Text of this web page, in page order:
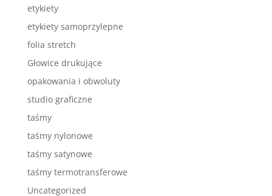
etykiety
etykiety samoprzylepne
folia stretch
Głowice drukujące
opakowania i obwoluty
studio graficzne
taśmy
taśmy nylonowe
taśmy satynowe
taśmy termotransferowe
Uncategorized